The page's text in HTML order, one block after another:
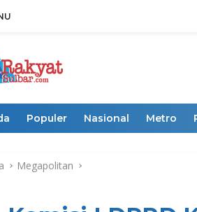
Populer Nasional Metro
Megapolitan